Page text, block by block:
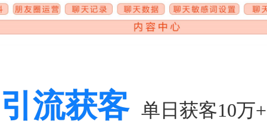
引流获客 单日获客10万+